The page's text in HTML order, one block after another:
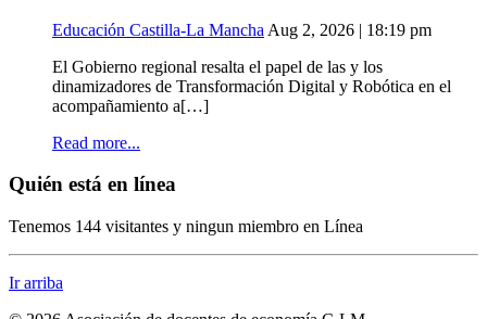
Educación Castilla-La Mancha Aug 2, 2026 | 18:19 pm
El Gobierno regional resalta el papel de las y los
dinamizadores de Transformación Digital y Robótica en el
acompañamiento a[…]
Read more...
Quién está en línea
Tenemos 144 visitantes y ningun miembro en Línea
Ir arriba